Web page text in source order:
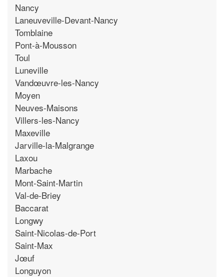
Nancy
Laneuveville-Devant-Nancy
Tomblaine
Pont-à-Mousson
Toul
Luneville
Vandœuvre-les-Nancy
Moyen
Neuves-Maisons
Villers-les-Nancy
Maxeville
Jarville-la-Malgrange
Laxou
Marbache
Mont-Saint-Martin
Val-de-Briey
Baccarat
Longwy
Saint-Nicolas-de-Port
Saint-Max
Jœuf
Longuyon